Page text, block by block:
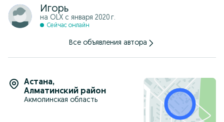
бюджет
Игорь
на OLX с января 2020 г.
Сейчас онлайн
Все объявления автора
Астана,
Алматинский район
Акмолинская область